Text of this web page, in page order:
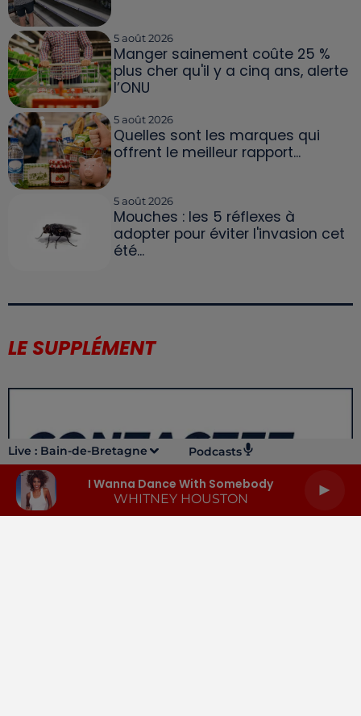
Live : Bain-de-Bretagne Podcasts
I Wanna Dance With Somebody
WHITNEY HOUSTON
5 août 2026
Manger sainement coûte 25 %
plus cher qu'il y a cinq ans, alerte
l’ONU
5 août 2026
Quelles sont les marques qui
offrent le meilleur rapport...
5 août 2026
Mouches : les 5 réflexes à
adopter pour éviter l'invasion cet
été...
LE SUPPLÉMENT